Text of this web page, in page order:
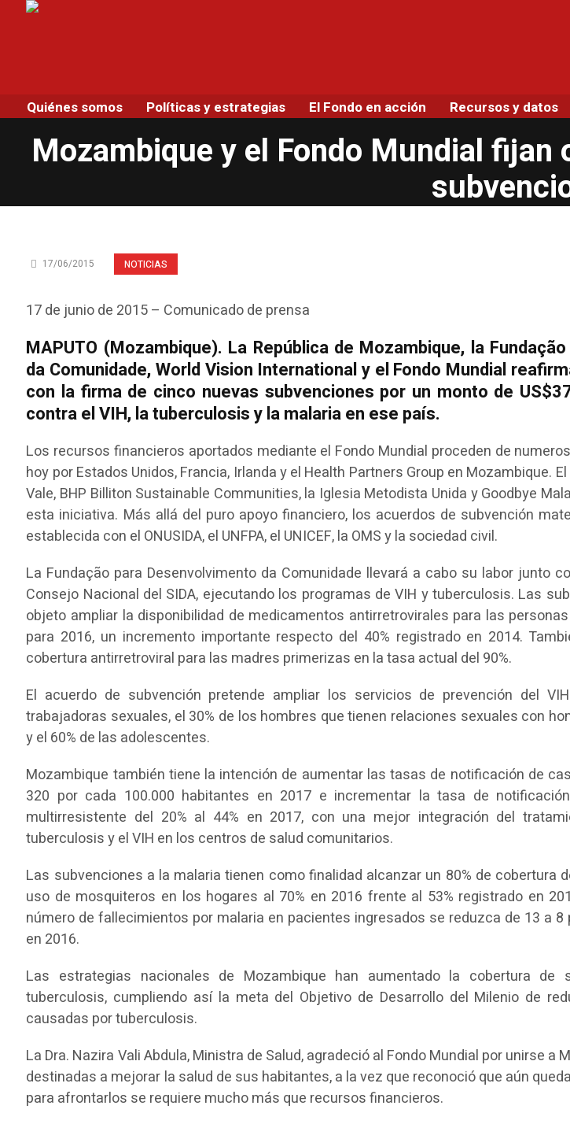
Quiénes somos Políticas y estrategias El Fondo en acción Recursos y datos
Mozambique y el Fondo Mundial
NOTICIAS
17/06/2015
17 de junio de 2015 – Comunicado de prensa
MAPUTO (Mozambique). La República de Mozambique, la
da Comunidade, World Vision International y el Fondo Mundial
con la firma de cinco nuevas subvenciones por un monto de
contra el VIH, la tuberculosis y la malaria en ese país.
Los recursos financieros aportados mediante el Fondo Mundial proceden de
hoy por Estados Unidos, Francia, Irlanda y el Health Partners Group en Mozambique.
Vale, BHP Billiton Sustainable Communities, la Iglesia Metodista Unida y Goodbye
esta iniciativa. Más allá del puro apoyo financiero, los acuerdos de subvención
establecida con el ONUSIDA, el UNFPA, el UNICEF, la OMS y la sociedad civil.
La Fundação para Desenvolvimento da Comunidade llevará a cabo su labor junto
Consejo Nacional del SIDA, ejecutando los programas de VIH y tuberculosis. Las
objeto ampliar la disponibilidad de medicamentos antirretrovirales para las
para 2016, un incremento importante respecto del 40% registrado en 2014.
cobertura antirretroviral para las madres primerizas en la tasa actual del 90%.
El acuerdo de subvención pretende ampliar los servicios de prevención del
trabajadoras sexuales, el 30% de los hombres que tienen relaciones sexuales con
y el 60% de las adolescentes.
Mozambique también tiene la intención de aumentar las tasas de notificación de
320 por cada 100.000 habitantes en 2017 e incrementar la tasa de
multirresistente del 20% al 44% en 2017, con una mejor integración del
tuberculosis y el VIH en los centros de salud comunitarios.
Las subvenciones a la malaria tienen como finalidad alcanzar un 80% de cobertura
uso de mosquiteros en los hogares al 70% en 2016 frente al 53% registrado en
número de fallecimientos por malaria en pacientes ingresados se reduzca de 13 a 8
en 2016.
Las estrategias nacionales de Mozambique han aumentado la cobertura de
tuberculosis, cumpliendo así la meta del Objetivo de Desarrollo del Milenio de
causadas por tuberculosis.
La Dra. Nazira Vali Abdula, Ministra de Salud, agradeció al Fondo Mundial por unirse a
destinadas a mejorar la salud de sus habitantes, a la vez que reconoció que aún
para afrontarlos se requiere mucho más que recursos financieros.